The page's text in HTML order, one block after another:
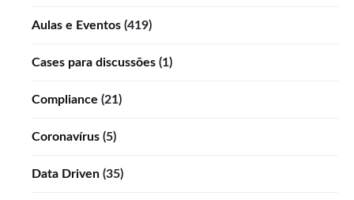
Aulas e Eventos (419)
Cases para discussões (1)
Compliance (21)
Coronavírus (5)
Data Driven (35)